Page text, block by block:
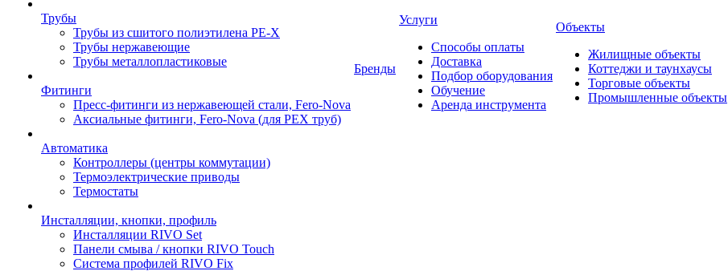
Трубы
Трубы из сшитого полиэтилена PE-X
Трубы нержавеющие
Трубы металлопластиковые
Фитинги
Пресс-фитинги из нержавеющей стали, Fero-Nova
Аксиальные фитинги, Fero-Nova (для PEX труб)
Автоматика
Контроллеры (центры коммутации)
Термоэлектрические приводы
Термостаты
Инсталляции, кнопки, профиль
Инсталляции RIVO Set
Панели смыва / кнопки RIVO Touch
Система профилей RIVO Fix
Бренды
Услуги
Способы оплаты
Доставка
Подбор оборудования
Обучение
Аренда инструмента
Объекты
Жилищные объекты
Коттеджи и таунхаусы
Торговые объекты
Промышленные объекты